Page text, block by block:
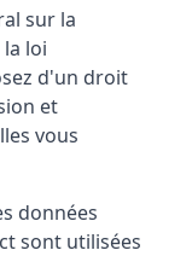
sur la
loi
d'un droit
et
vous
données
sont utilisées